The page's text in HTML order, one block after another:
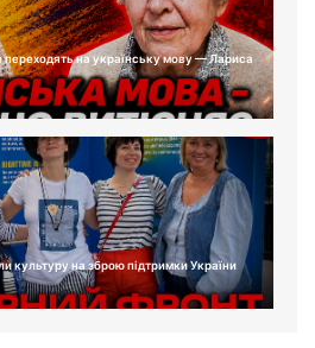
переходять на українську мову — Лариса
культуру на зброю підтримки України